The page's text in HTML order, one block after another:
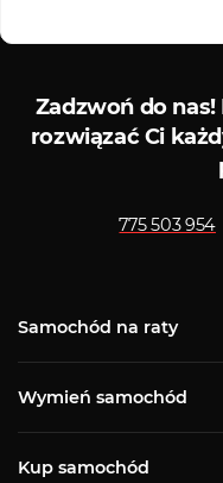
Zadzwoń do nas!
rozwiązać Ci
775 503 954
Samochód na raty
Wymień samochód
Kup samochód